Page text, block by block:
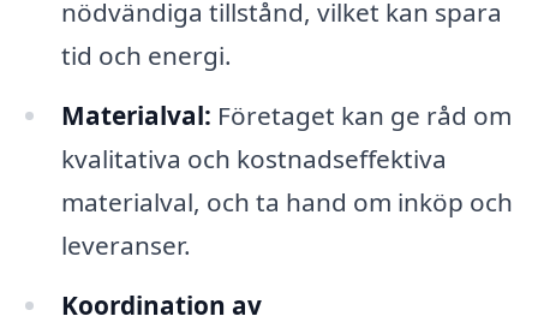
nödvändiga tillstånd, vilket kan spara
tid och energi.
Materialval: Företaget kan ge råd om
kvalitativa och kostnadseffektiva
materialval, och ta hand om inköp och
leveranser.
Koordination av